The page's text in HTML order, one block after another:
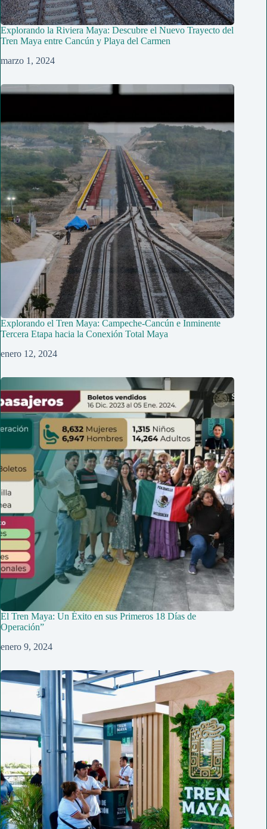
Explorando la Riviera Maya: Descubre el Nuevo Trayecto del
Tren Maya entre Cancún y Playa del Carmen
marzo 1, 2024
Explorando el Tren Maya: Campeche-Cancún e Inminente
Tercera Etapa hacia la Conexión Total Maya
enero 12, 2024
El Tren Maya: Un Éxito en sus Primeros 18 Días de
Operación”
enero 9, 2024